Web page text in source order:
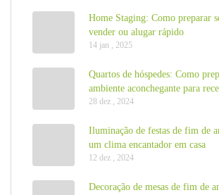
Home Staging: Como preparar
vender ou alugar rápido
14 jan , 2025
Quartos de hóspedes: Como
ambiente aconchegante para
28 dez , 2024
Iluminação de festas de fim de
um clima encantador em casa
12 dez , 2024
Decoração de mesas de fim de